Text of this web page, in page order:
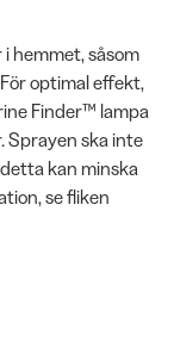
hemmet, såsom
optimal effekt,
Finder™ lampa
Sprayen ska inte
kan minska
se fliken